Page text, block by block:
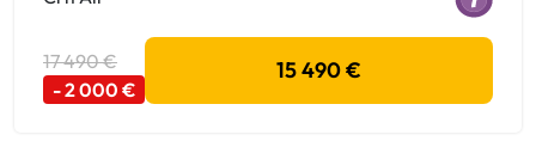
17 490 €
- 2 000 €
15 490 €